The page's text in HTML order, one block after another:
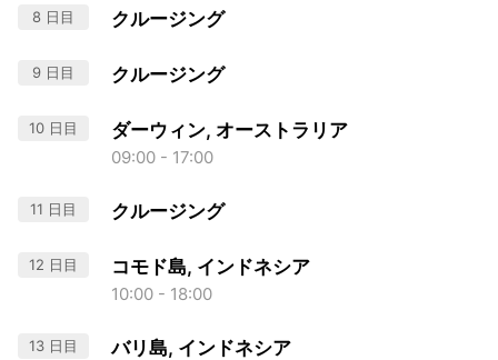
8 日目 クルージング
9 日目 クルージング
10 日目 ダーウィン, オーストラリア
09:00 - 17:00
11 日目 クルージング
12 日目 コモド島, インドネシア
10:00 - 18:00
13 日目 バリ島, インドネシア